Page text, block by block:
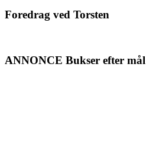
Foredrag ved Torsten
ANNONCE Bukser efter mål